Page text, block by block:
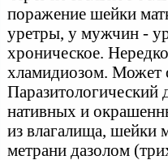
поражение шейки
уретры, у мужчин -
хроническое.
хламидиозом. Может
Паразитологический
нативных и
из влагалища, шейки
метрани дазолом